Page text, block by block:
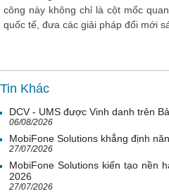
công này không chỉ là cột mốc
quốc tế, đưa các giải pháp đổi mới
Tin Khác
DCV - UMS được Vinh danh trên
06/08/2026
MobiFone Solutions khẳng định
27/07/2026
MobiFone Solutions kiến tạo nền
2026
27/07/2026